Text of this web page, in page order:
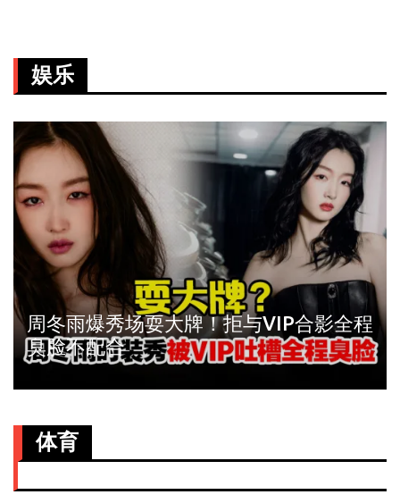
娱乐
周冬雨爆秀场耍大牌！拒与VIP合影全程
臭脸不配合
体育